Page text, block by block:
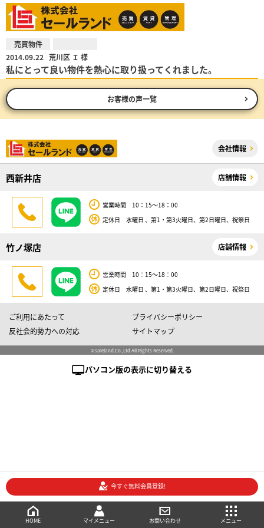
売買物件
2014.09.22 荒川区 Ｉ 様
私にとって良い物件を熱心に取り扱ってくれました。
お客様の声一覧
会社情報
西新井店 店舗情報
営業時間 10：15～18：00
定休日 水曜日 、第1・第3火曜日、第2日曜日、祝祭日
竹ノ塚店 店舗情報
営業時間 10：15～18：00
定休日 水曜日 、第1・第3火曜日、第2日曜日、祝祭日
ご利用にあたって
プライバシーポリシー
反社会的勢力への対応
サイトマップ
©saleland.Co.,Ltd All Rights Reserved.
パソコン版の表示に切り替える
HOME マイメニュー お問い合わせ メニュー
今すぐ無料会員登録!
メニュー
ご相談・お問い合わせ
マイメニュー
売買会員登録